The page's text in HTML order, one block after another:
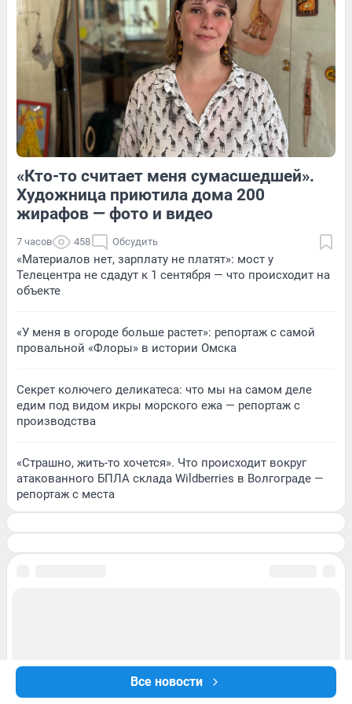
Все новости
Обсудить Обсудить
1 Обсудить 7 Обсудить
«Кто-то считает меня сумасшедшей».
Художница приютила дома 200
жирафов — фото и видео
7 часов 458 Обсудить
«Материалов нет, зарплату не платят»: мост у
Телецентра не сдадут к 1 сентября — что происходит на
объекте
«У меня в огороде больше растет»: репортаж с самой
провальной «Флоры» в истории Омска
Секрет колючего деликатеса: что мы на самом деле
едим под видом икры морского ежа — репортаж с
производства
«Страшно, жить-то хочется». Что происходит вокруг
атакованного БПЛА склада Wildberries в Волгограде —
репортаж с места